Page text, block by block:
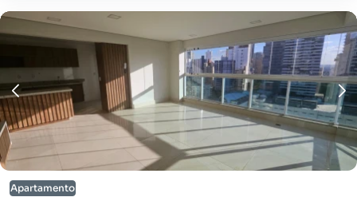
Apartamento